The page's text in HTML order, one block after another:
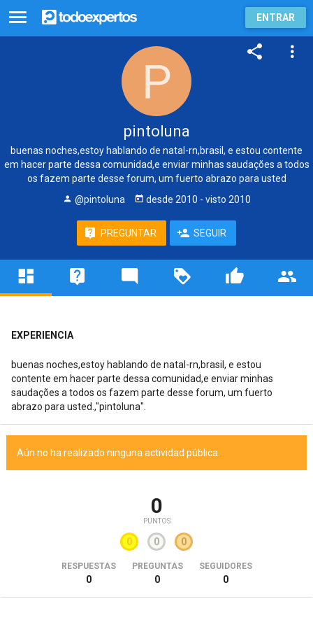
ENTRAR
pintoluna
buenas noches,estoy hablando de natal-rn,brasil, e estou contente
em hacer parte dessa comunidad,e enviar minhas saudações a todos
os fazem parte desse forum, um fuerto abrazo para usted
@pintoluna
desde 2010 - visto 2010
PREGUNTAR SEGUIR
EXPERIENCIA
buenas noches,estoy hablando de natal-rn,brasil, e estou
contente em hacer parte dessa comunidad,e enviar minhas
saudações a todos os fazem parte desse forum, um fuerto
abrazo para usted.,"pintoluna".
Aún no ha realizado ninguna actividad pública.
0
PUNTOS
0 0 0
RESPUESTAS
0
PREGUNTAS
0
SEGUIDORES
0